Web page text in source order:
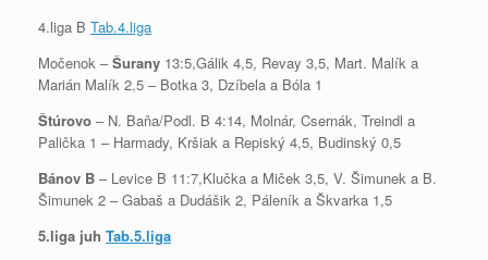
4.liga B Tab.4.liga
Močenok –Šurany 13:5,Gálik 4,5, Revay 3,5, Mart. Malík a
Marián Malík 2,5 – Botka 3, Dzíbela a Bóla 1
Štúrovo – N. Baňa/Podl. B 4:14, Molnár, Csernák, Treindl a
Palička 1 – Harmady, Kršiak a Repiský 4,5, Budinský 0,5
Bánov B – Levice B 11:7,Klučka a Miček 3,5, V. Šimunek a B.
Šimunek 2 – Gabaš a Dudášik 2, Páleník a Škvarka 1,5
5.liga juh Tab.5.liga